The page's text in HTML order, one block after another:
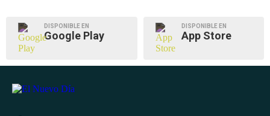
DISPONIBLE EN
Google Play
DISPONIBLE EN
App Store